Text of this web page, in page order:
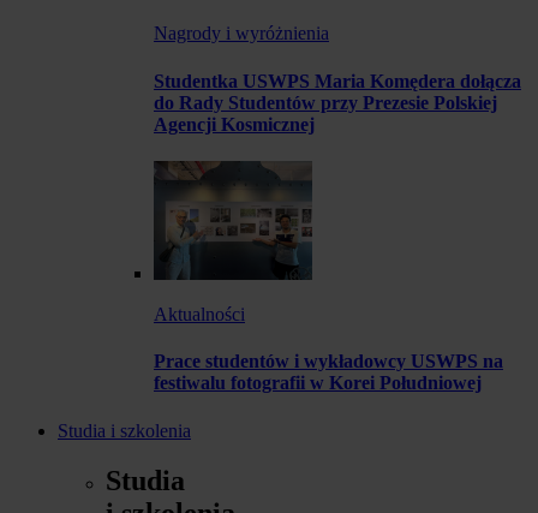
Nagrody i wyróżnienia
Studentka USWPS Maria Komędera dołącza
do Rady Studentów przy Prezesie Polskiej
Agencji Kosmicznej
Aktualności
Prace studentów i wykładowcy USWPS na
festiwalu fotografii w Korei Południowej
Studia i szkolenia
Studia